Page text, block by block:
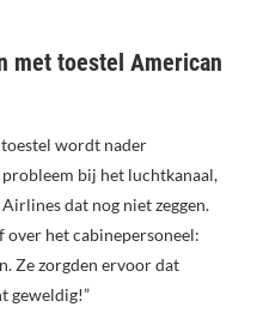
met toestel American
toestel wordt nader
bij het luchtkanaal,
dat nog niet zeggen.
over het cabinepersoneel:
Ze zorgden ervoor dat
geweldig!”